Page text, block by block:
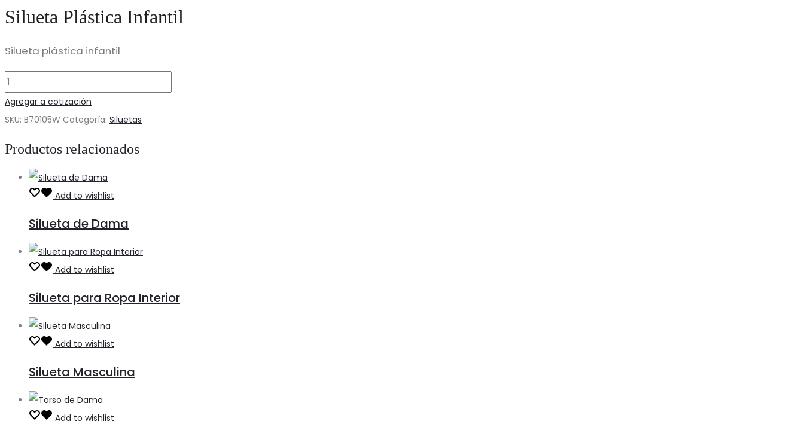
Silueta Plástica Infantil
Silueta plástica infantil
Silueta
Plástica
Infantil
Agregar a cotización
SKU: B70105W Categoría: Siluetas
Productos relacionados
Add to wishlist
Silueta de Dama
Add to wishlist
Silueta para Ropa Interior
Add to wishlist
Silueta Masculina
Add to wishlist